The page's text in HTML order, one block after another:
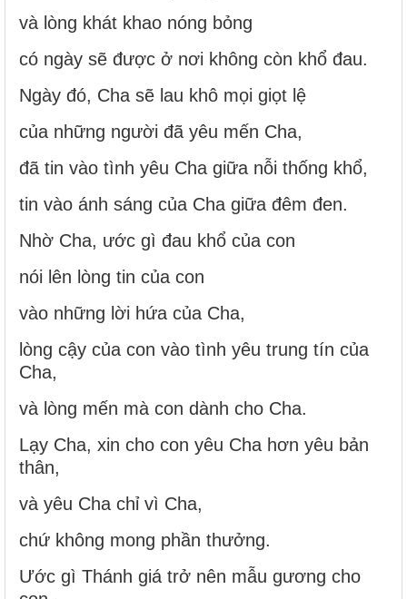
và lòng khát khao nóng bỏng
có ngày sẽ được ở nơi không còn khổ đau.
Ngày đó, Cha sẽ lau khô mọi giọt lệ
của những người đã yêu mến Cha,
đã tin vào tình yêu Cha giữa nỗi thống khổ,
tin vào ánh sáng của Cha giữa đêm đen.
Nhờ Cha, ước gì đau khổ của con
nói lên lòng tin của con
vào những lời hứa của Cha,
lòng cậy của con vào tình yêu trung tín của
Cha,
và lòng mến mà con dành cho Cha.
Lạy Cha, xin cho con yêu Cha hơn yêu bản
thân,
và yêu Cha chỉ vì Cha,
chứ không mong phần thưởng.
Ước gì Thánh giá trở nên mẫu gương cho